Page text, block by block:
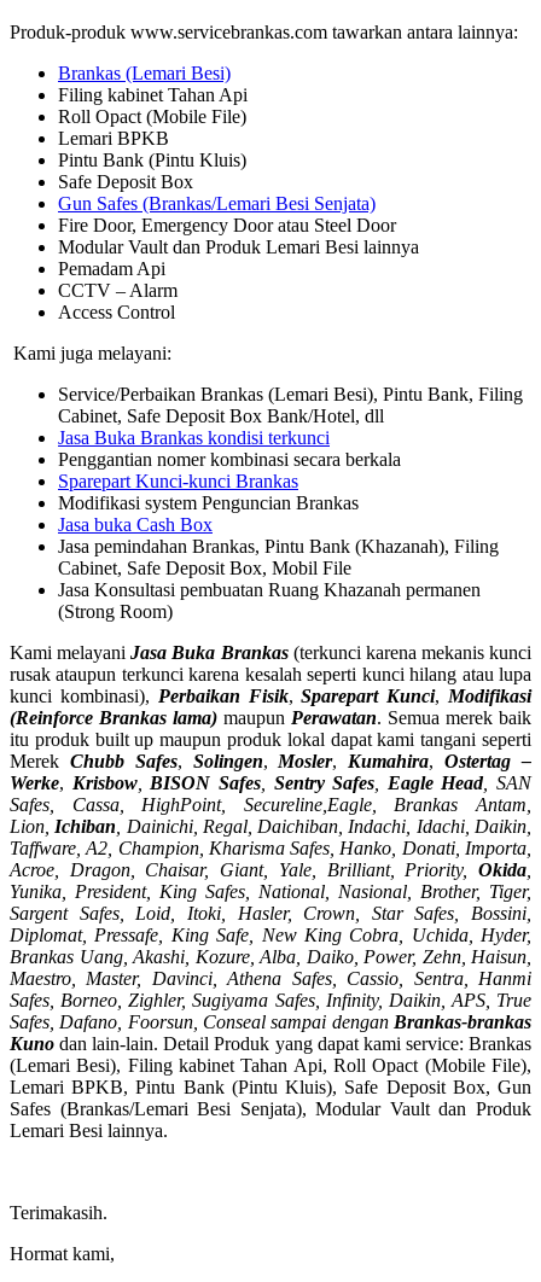
Produk-produk www.servicebrankas.com tawarkan antara lainnya:
Brankas (Lemari Besi)
Filing kabinet Tahan Api
Roll Opact (Mobile File)
Lemari BPKB
Pintu Bank (Pintu Kluis)
Safe Deposit Box
Gun Safes (Brankas/Lemari Besi Senjata)
Fire Door, Emergency Door atau Steel Door
Modular Vault dan Produk Lemari Besi lainnya
Pemadam Api
CCTV – Alarm
Access Control
Kami juga melayani:
Service/Perbaikan Brankas (Lemari Besi), Pintu Bank, Filing
Cabinet, Safe Deposit Box Bank/Hotel, dll
Jasa Buka Brankas kondisi terkunci
Penggantian nomer kombinasi secara berkala
Sparepart Kunci-kunci Brankas
Modifikasi system Penguncian Brankas
Jasa buka Cash Box
Jasa pemindahan Brankas, Pintu Bank (Khazanah), Filing
Cabinet, Safe Deposit Box, Mobil File
Jasa Konsultasi pembuatan Ruang Khazanah permanen
(Strong Room)
Kami melayaniJasa Buka Brankas(terkunci karena mekanis kunci
rusak ataupun terkunci karena kesalah seperti kunci hilang atau lupa
kunci kombinasi), Perbaikan Fisik,Sparepart Kunci, Modifikasi
(Reinforce Brankas lama) maupun Perawatan. Semua merek baik
itu produk built up maupun produk lokal dapat kami tangani seperti
Merek Chubb Safes, Solingen, Mosler, Kumahira,Ostertag –
Werke, Krisbow, BISON Safes, Sentry Safes Eagle Head, SAN
Safes, Cassa, HighPoint, Secureline, Eagle, Brankas Antam,
Lion, Ichiban , Dainichi, Regal, Daichiban, Indachi, Idachi, Daikin,
Taffware, A2, Champion, Kharisma Safes, Hanko, Donati, Importa,
Acroe, Dragon, Chaisar, Giant, Yale, Brilliant, Priority, Okida
Yunika, President, King Safes, National, Nasional, Brother, Tiger,
Sargent Safes, Loid, Itoki, Hasler, Crown, Star Safes, Bossini,
Diplomat, Pressafe, King Safe, New King Cobra, Uchida, Hyder,
Brankas Uang, Akashi, Kozure, Alba, Daiko, Power, Zehn, Haisun,
Maestro, Master, Davinci, Athena Safes, Cassio, Sentra, Hanmi
Safes, Borneo, Zighler, Sugiyama Safes, Infinity, Daikin, APS, True
Safes, Dafano, Foorsun, Conseal sampai dengan Brankas-brankas
Kuno dan lain-lain. Detail Produk yang dapat kami service: Brankas
(Lemari Besi), Filing kabinet Tahan Api, Roll Opact (Mobile File),
Lemari BPKB, Pintu Bank (Pintu Kluis), Safe Deposit Box, Gun
Safes (Brankas/Lemari Besi Senjata), Modular Vault dan Produk
Lemari Besi lainnya.
Terimakasih.
Hormat kami,